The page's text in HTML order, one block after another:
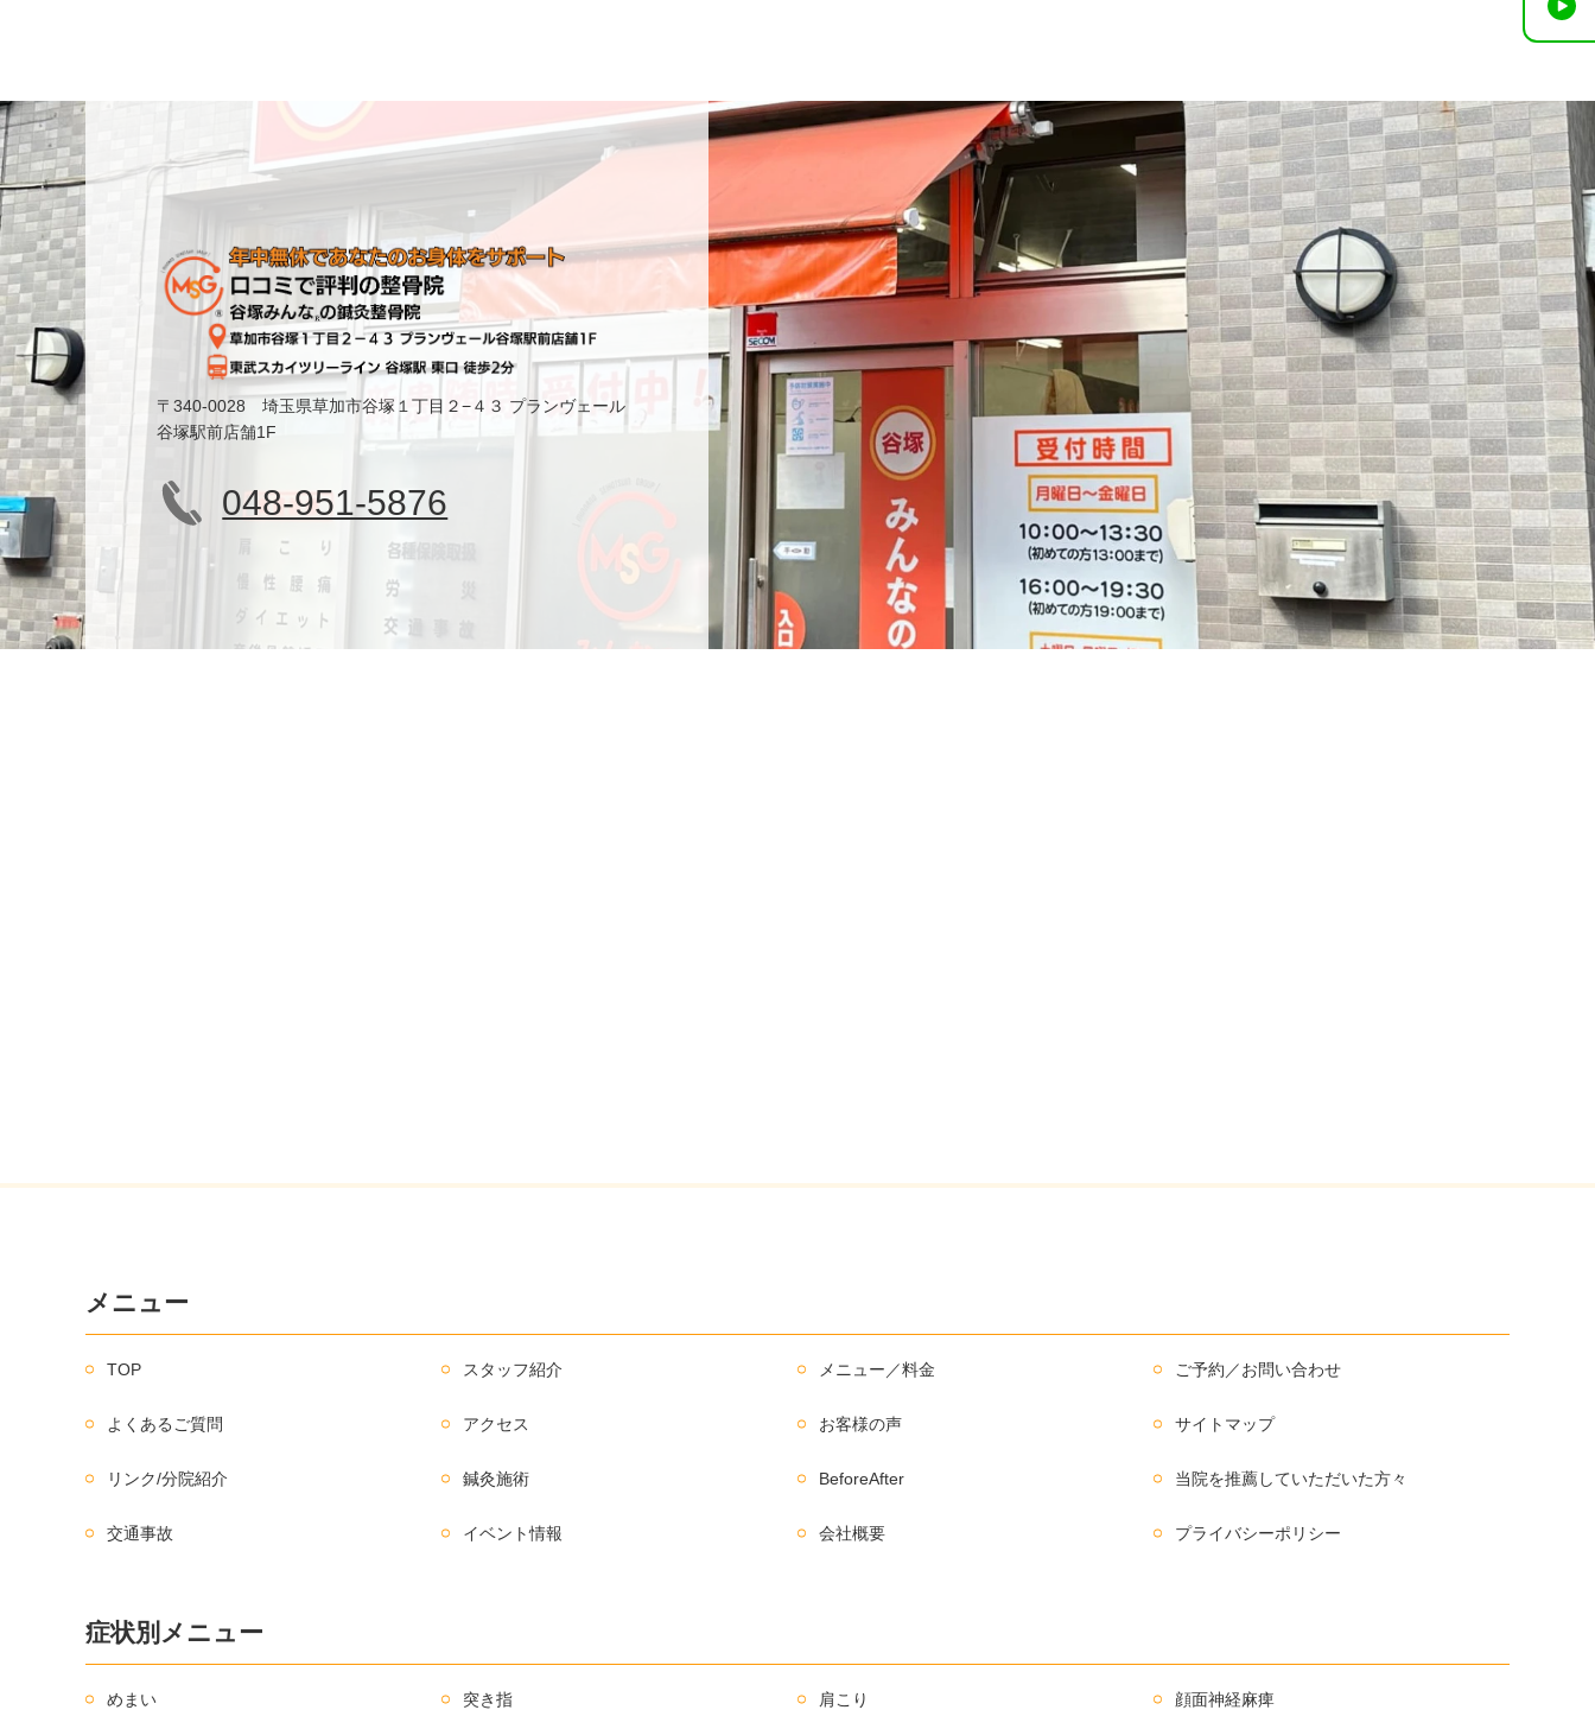
〒340-0028 埼玉県草加市谷塚１丁目２−４３ プランヴェール
谷塚駅前店舗1F
048-951-5876
メニュー
TOP スタッフ紹介 メニュー／料金 ご予約／お問い合わせ
よくあるご質問 アクセス お客様の声 サイトマップ
リンク/分院紹介 鍼灸施術 BeforeAfter 当院を推薦していただいた方々
交通事故 イベント情報 会社概要 プライバシーポリシー
症状別メニュー
めまい 突き指 肩こり 顔面神経麻痺